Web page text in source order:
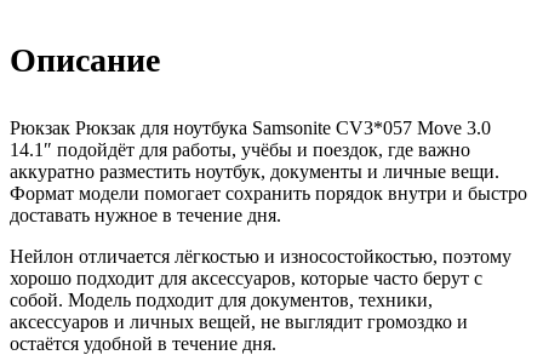
Описание
Рюкзак Рюкзак для ноутбука Samsonite CV3*057 Move 3.0
14.1″ подойдёт для работы, учёбы и поездок, где важно
аккуратно разместить ноутбук, документы и личные вещи.
Формат модели помогает сохранить порядок внутри и быстро
доставать нужное в течение дня.
Нейлон отличается лёгкостью и износостойкостью, поэтому
хорошо подходит для аксессуаров, которые часто берут с
собой. Модель подходит для документов, техники,
аксессуаров и личных вещей, не выглядит громоздко и
остаётся удобной в течение дня.